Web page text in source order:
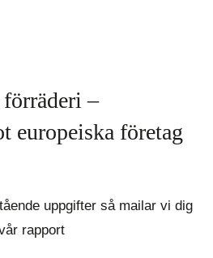
–
europeiska företag
uppgifter så mailar vi dig
rapport